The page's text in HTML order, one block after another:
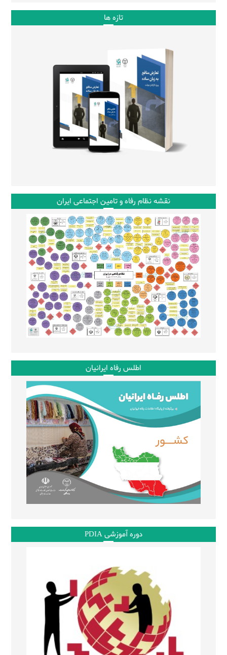
تازه ها
نقشه نظام رفاه و تامین اجتماعی ایران
اطلس رفاه ایرانیان
دوره آموزشی PDIA